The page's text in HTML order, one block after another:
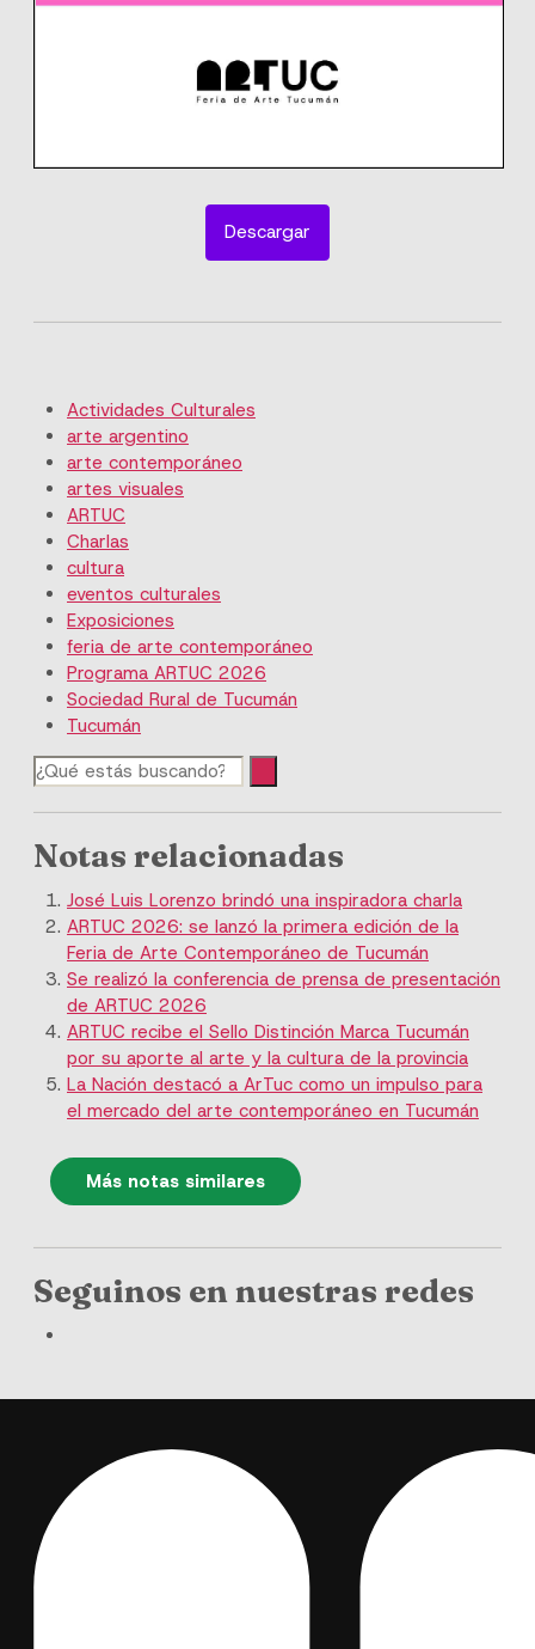
Descargar
Actividades Culturales
arte argentino
arte contemporáneo
artes visuales
ARTUC
Charlas
cultura
eventos culturales
Exposiciones
feria de arte contemporáneo
Programa ARTUC 2026
Sociedad Rural de Tucumán
Tucumán
Notas relacionadas
José Luis Lorenzo brindó una inspiradora charla
ARTUC 2026: se lanzó la primera edición de la
Feria de Arte Contemporáneo de Tucumán
Se realizó la conferencia de prensa de presentación
de ARTUC 2026
ARTUC recibe el Sello Distinción Marca Tucumán
por su aporte al arte y la cultura de la provincia
La Nación destacó a ArTuc como un impulso para
el mercado del arte contemporáneo en Tucumán
Más notas similares
Seguinos en nuestras redes